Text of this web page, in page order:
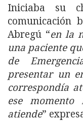
Iniciaba su
comunicación
Abregú “en la
una paciente
de
presentar un
correspondía
ese
atiende”